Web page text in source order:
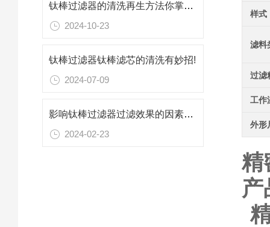
钛棒过滤器的清洗再生方法你掌握了吗？
2024-10-23
钛棒过滤器钛棒滤芯的清洗有妙招!
2024-07-09
影响钛棒过滤器过滤效果的因素有哪些
2024-02-23
样式
滤料
过滤
工作
外形
精
产